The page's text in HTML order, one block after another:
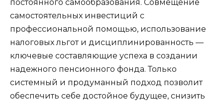
постоянного самообразования. Совмещение
самостоятельных инвестиций с
профессиональной помощью, использование
налоговых льгот и дисциплинированность —
ключевые составляющие успеха в создании
надежного пенсионного фонда. Только
системный и продуманный подход позволит
обеспечить себе достойное будущее, снизить